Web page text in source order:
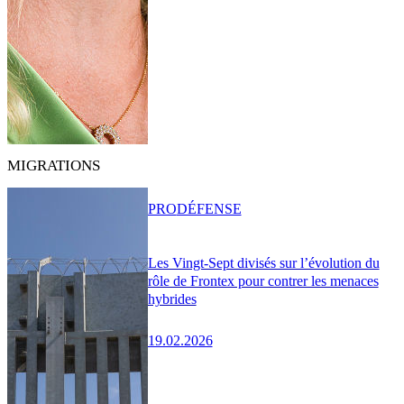
MIGRATIONS
Les Vingt-Sept divisés sur l’évolution du
rôle de Frontex pour contrer les menaces
hybrides
19.02.2026
PRODÉFENSE